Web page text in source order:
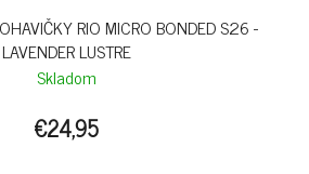
RIO MICRO BONDED S26 -
LAVENDER LUSTRE
Skladom
€24,95